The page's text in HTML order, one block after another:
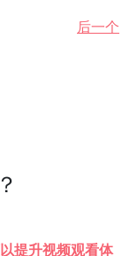
后一个
提升视频观看体